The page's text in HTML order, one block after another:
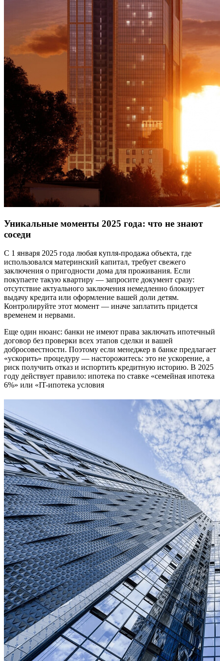
Уникальные моменты 2025 года: что не знают
соседи
С 1 января 2025 года любая купля-продажа объекта, где
использовался материнский капитал, требует свежего
заключения о пригодности дома для проживания. Если
покупаете такую квартиру — запросите документ сразу:
отсутствие актуального заключения немедленно блокирует
выдачу кредита или оформление вашей доли детям.
Контролируйте этот момент — иначе заплатить придется
временем и нервами.
Еще один нюанс: банки не имеют права заключать ипотечный
договор без проверки всех этапов сделки и вашей
добросовестности. Поэтому если менеджер в банке предлагает
«ускорить» процедуру — насторожитесь: это не ускорение, а
риск получить отказ и испортить кредитную историю. В 2025
году действует правило: ипотека по ставке «семейная ипотека
6%» или «IT-ипотека условия